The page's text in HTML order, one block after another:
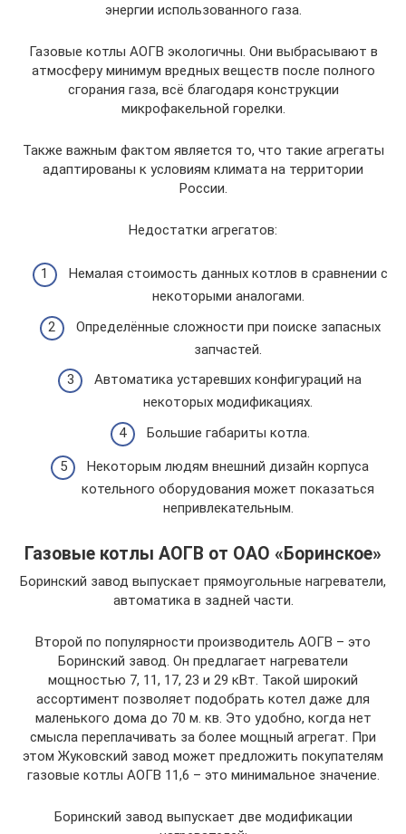
энергии использованного газа.
Газовые котлы АОГВ экологичны. Они выбрасывают в
атмосферу минимум вредных веществ после полного
сгорания газа, всё благодаря конструкции
микрофакельной горелки.
Также важным фактом является то, что такие агрегаты
адаптированы к условиям климата на территории
России.
Недостатки агрегатов:
Немалая стоимость данных котлов в сравнении с
некоторыми аналогами.
Определённые сложности при поиске запасных
запчастей.
Автоматика устаревших конфигураций на
некоторых модификациях.
Большие габариты котла.
Некоторым людям внешний дизайн корпуса
котельного оборудования может показаться
непривлекательным.
Газовые котлы АОГВ от ОАО «Боринское»
Боринский завод выпускает прямоугольные нагреватели,
автоматика в задней части.
Второй по популярности производитель АОГВ – это
Боринский завод. Он предлагает нагреватели
мощностью 7, 11, 17, 23 и 29 кВт. Такой широкий
ассортимент позволяет подобрать котел даже для
маленького дома до 70 м. кв. Это удобно, когда нет
смысла переплачивать за более мощный агрегат. При
этом Жуковский завод может предложить покупателям
газовые котлы АОГВ 11,6 – это минимальное значение.
Боринский завод выпускает две модификации